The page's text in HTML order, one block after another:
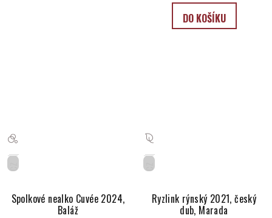
DO KOŠÍKU
CZ
Spolkové nealko Cuvée 2024,
Baláž
CZ
Ryzlink rýnský 2021, český
dub, Marada